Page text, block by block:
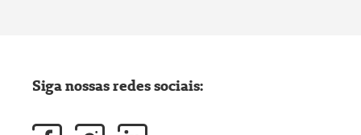
Siga nossas redes sociais: